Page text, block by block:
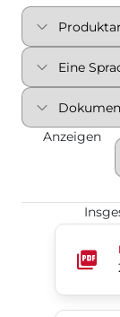
Anzeigen
2-teilige